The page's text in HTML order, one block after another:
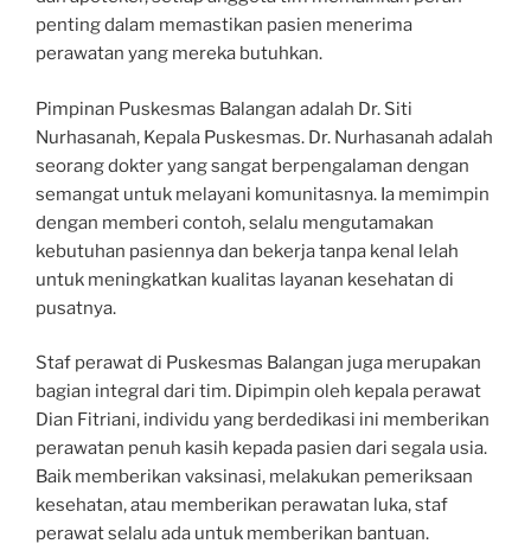
penting dalam memastikan pasien menerima
perawatan yang mereka butuhkan.
Pimpinan Puskesmas Balangan adalah Dr. Siti
Nurhasanah, Kepala Puskesmas. Dr. Nurhasanah adalah
seorang dokter yang sangat berpengalaman dengan
semangat untuk melayani komunitasnya. Ia memimpin
dengan memberi contoh, selalu mengutamakan
kebutuhan pasiennya dan bekerja tanpa kenal lelah
untuk meningkatkan kualitas layanan kesehatan di
pusatnya.
Staf perawat di Puskesmas Balangan juga merupakan
bagian integral dari tim. Dipimpin oleh kepala perawat
Dian Fitriani, individu yang berdedikasi ini memberikan
perawatan penuh kasih kepada pasien dari segala usia.
Baik memberikan vaksinasi, melakukan pemeriksaan
kesehatan, atau memberikan perawatan luka, staf
perawat selalu ada untuk memberikan bantuan.